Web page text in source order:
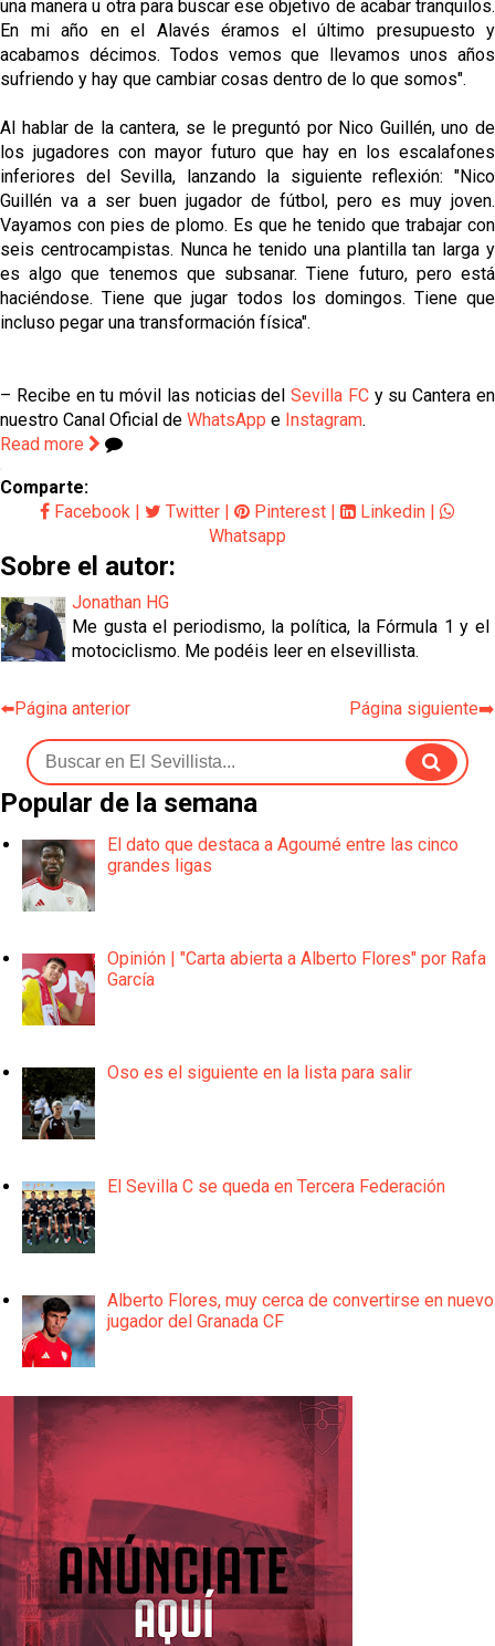
una manera u otra para buscar ese objetivo de acabar tranquilos.
En mi año en el Alavés éramos el último presupuesto y
acabamos décimos. Todos vemos que llevamos unos años
sufriendo y hay que cambiar cosas dentro de lo que somos".
Al hablar de la cantera, se le preguntó por Nico Guillén, uno de
los jugadores con mayor futuro que hay en los escalafones
inferiores del Sevilla, lanzando la siguiente reflexión: "Nico
Guillén va a ser buen jugador de fútbol, pero es muy joven.
Vayamos con pies de plomo. Es que he tenido que trabajar con
seis centrocampistas. Nunca he tenido una plantilla tan larga y
es algo que tenemos que subsanar. Tiene futuro, pero está
haciéndose. Tiene que jugar todos los domingos. Tiene que
incluso pegar una transformación física".
– Recibe en tu móvil las noticias delSevilla FCy su Cantera en
nuestro Canal Oficial de WhatsApp e Instagram.
Read more
Comparte:
Facebook
Twitter Pinterest Linkedin
Whatsapp
Sobre el autor:
Jonathan HG
Me gusta el periodismo, la política, la Fórmula 1 y el
motociclismo. Me podéis leer en elsevillista.
⬅️Página anterior Página siguiente➡️
Popular de la semana
El dato que destaca a Agoumé entre las cinco
grandes ligas
Opinión | "Carta abierta a Alberto Flores" por Rafa
García
Oso es el siguiente en la lista para salir
El Sevilla C se queda en Tercera Federación
Alberto Flores, muy cerca de convertirse en nuevo
jugador del Granada CF